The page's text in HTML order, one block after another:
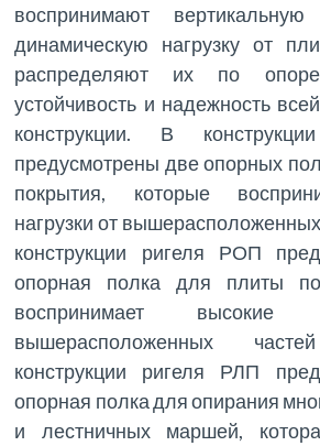
воспринимают
динамическую нагрузку от
распределяют их по
устойчивость и надежность
конструкции. В
предусмотрены две опорных
покрытия, которые
нагрузки от
конструкции ригеля РОП
опорная полка для плиты
воспринимает высокие
вышерасположенных
конструкции ригеля РЛП
опорная полка для опирания
и лестничных маршей,